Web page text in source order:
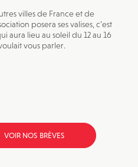
villes de France et de
posera ses valises, c’est
aura lieu au soleil du 12 au 16
vous parler.
VOIR NOS BRÈVES